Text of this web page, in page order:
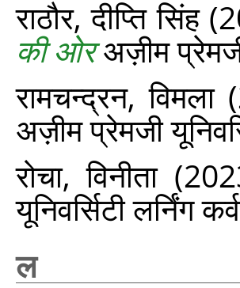
राठौर, दीप्ति सिंह
की ओरअज़ीम
रामचन्द्रन, विमला
अज़ीम प्रेमजी
रोचा, विनीता
यूनिवर्सिटी लर्निंग
ल